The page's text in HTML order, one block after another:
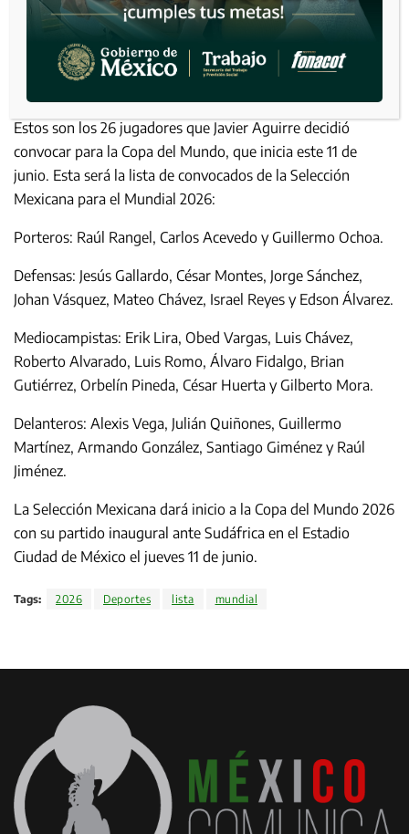
Estos son los 26 jugadores que Javier Aguirre decidió
convocar para la Copa del Mundo, que inicia este 11 de
junio. Esta será la lista de convocados de la Selección
Mexicana para el Mundial 2026:
Porteros: Raúl Rangel, Carlos Acevedo y Guillermo Ochoa.
Defensas: Jesús Gallardo, César Montes, Jorge Sánchez,
Johan Vásquez, Mateo Chávez, Israel Reyes y Edson Álvarez.
Mediocampistas: Erik Lira, Obed Vargas, Luis Chávez,
Roberto Alvarado, Luis Romo, Álvaro Fidalgo, Brian
Gutiérrez, Orbelín Pineda, César Huerta y Gilberto Mora.
Delanteros: Alexis Vega, Julián Quiñones, Guillermo
Martínez, Armando González, Santiago Giménez y Raúl
Jiménez.
La Selección Mexicana dará inicio a la Copa del Mundo 2026
con su partido inaugural ante Sudáfrica en el Estadio
Ciudad de México el jueves 11 de junio.
Tags: 2026 Deportes lista mundial